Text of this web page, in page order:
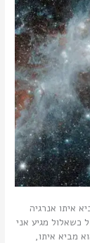
איתו אנרגיה
כשאלול מגיע אני
מביא איתו,